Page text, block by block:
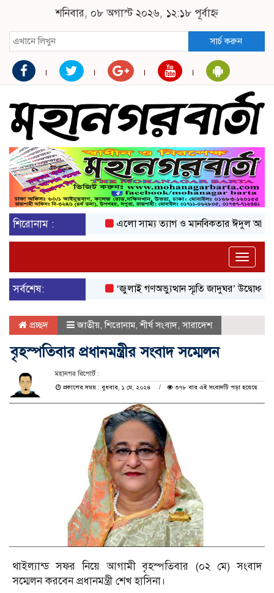
শনিবার, ০৮ অগাস্ট ২০২৬, ১২:১৮ পূর্বাহ্ন
সার্চ করুন
শিরোনাম : এলো সাম্য ত্যাগ ও মানবিকতার ঈদুল আজহা
Toggle
সর্বশেষ:
‘জুলাই গণঅভ্যুত্থান স্মৃতি জাদুঘর’ উদ্বোধন করলেন
প্রচ্ছদ জাতীয়,শিরোনাম,শীর্ষ সংবাদ,সারাদেশ
বৃহস্পতিবার প্রধানমন্ত্রীর সংবাদ সম্মেলন
মহানগর রিপোর্ট :
প্রকাশের সময় : বুধবার, ১ মে, ২০২৪
৩৭৮ বার এই সংবাদটি পড়া হয়েছে
থাইল্যান্ড সফর নিয়ে আগামী বৃহস্পতিবার (০২ মে) সংবাদ
সম্মেলন করবেন প্রধানমন্ত্রী শেখ হাসিনা।